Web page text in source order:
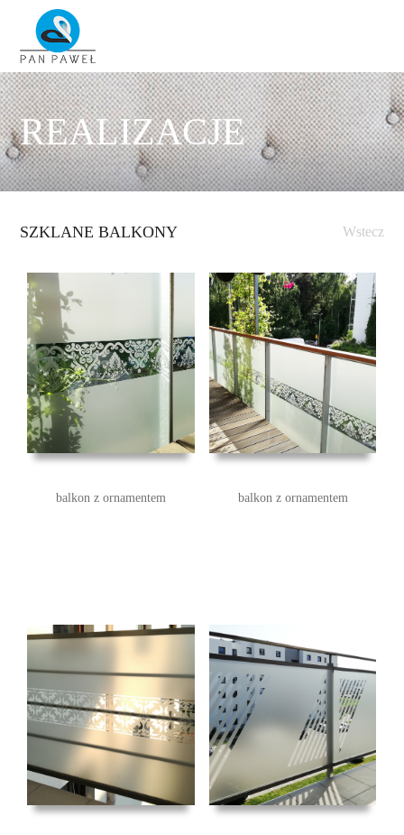
REALIZACJE
SZKLANE BALKONY Wstecz
balkon z ornamentem balkon z ornamentem